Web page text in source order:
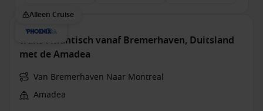
Alleen Cruise
trans-Atlantisch vanaf Bremerhaven, Duitsland
met de Amadea
Van Bremerhaven Naar Montreal
Amadea